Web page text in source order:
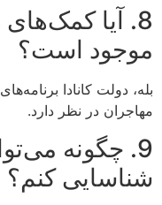
8. آیا
موجود است؟
بله، دولت کانادا
مهاجران در نظر دارد.
9. چگونه
شناسایی کنم؟